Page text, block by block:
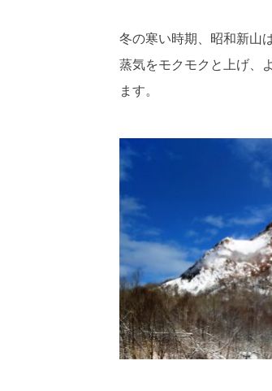
冬の寒い時期、昭和新山
蒸気をモクモクと上げ、
ます。